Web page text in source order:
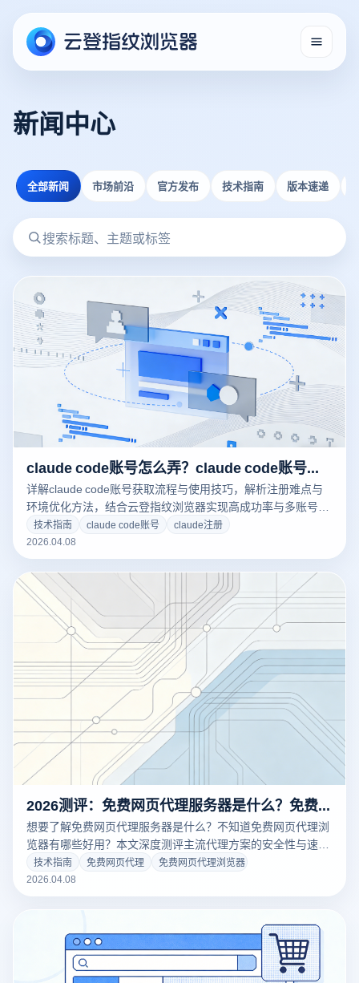
新闻中心
全部新闻 市场前沿 官方发布 技术指南 版本速递
claude code账号怎么弄？claude code账号如何获取？
详解claude code账号获取流程与使用技巧，解析注册难点与
环境优化方法，结合云登指纹浏览器实现高成功率与多账号稳
定管理。
技术指南 claude code账号
claude注册
2026.04.08
2026测评：免费网页代理服务器是什么？免费网页代理浏览器有哪些好用？
想要了解免费网页代理服务器是什么？不知道免费网页代理浏
览器有哪些好用？本文深度测评主流代理方案的安全性与速
度，揭秘免费IP背后的隐私风险。结合云登指纹浏览器的底层
隔离技术，教您如何低成本搭建纯净、防关联的多账号网络环
境，拒绝封号风险。
技术指南 免费网页代理
免费网页代理浏览器
2026.04.08